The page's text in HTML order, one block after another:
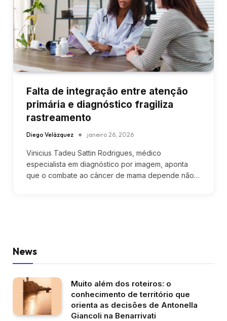
Falta de integração entre atenção
primária e diagnóstico fragiliza
rastreamento
Diego Velázquez janeiro 26, 2026
Vinicius Tadeu Sattin Rodrigues, médico
especialista em diagnóstico por imagem, aponta
que o combate ao câncer de mama depende não…
News
Muito além dos roteiros: o
conhecimento de território que
orienta as decisões de Antonella
Giancoli na Benarrivati